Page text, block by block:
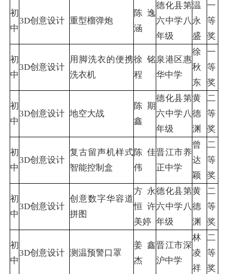
初
中
3D创意设计 重型榴弹炮
陈逸
涵
德化县第
六中学八
年级
温
永
盛
一
等
奖
初
中
3D创意设计
用脚洗衣的便携
洗衣机
徐铭
程
泉港区惠
华中学
徐
秋
东
一
等
奖
初
中
3D创意设计 地空大战
陈期
鑫
德化县第
六中学八
年级
黄
德
渊
二
等
奖
初
中
3D创意设计
复古留声机样式
智能控制盒
陈佳
伟
晋江市养
正中学
曾
达
颖
二
等
奖
初
中
3D创意设计
创意数字华容道
拼图
方永
恒 许
美婷
德化县第
六中学八
年级
黄
德
渊
二
等
奖
初
中
3D创意设计 测温预警口罩
姜鑫
杰
晋江市深
沪中学
林
凌
祥
二
等
奖